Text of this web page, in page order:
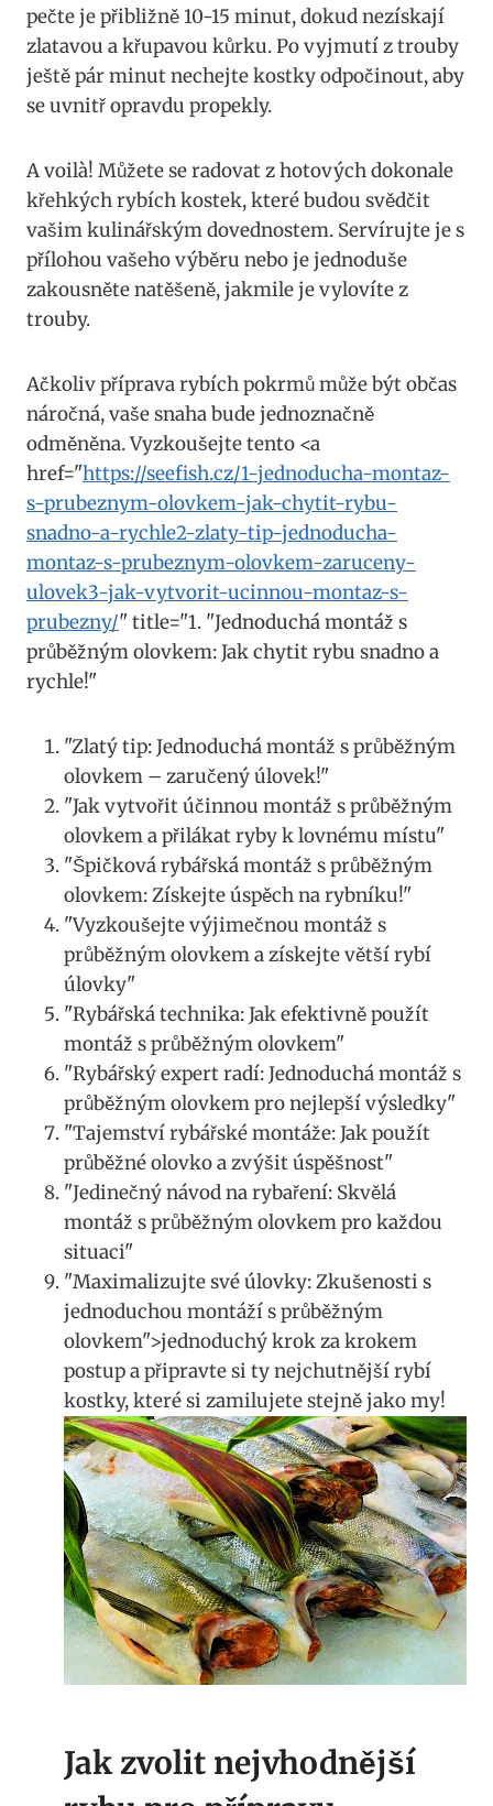
pečte je přibližně 10-15 minut, dokud nezískají
zlatavou a křupavou kůrku. Po vyjmutí z trouby
ještě pár minut nechejte kostky odpočinout, aby
se uvnitř opravdu propekly.
A voilà! Můžete se radovat z hotových dokonale
křehkých rybích kostek, které budou svědčit
vašim kulinářským dovednostem. Servírujte je s
přílohou vašeho výběru nebo je jednoduše
zakousněte natěšeně, jakmile je vylovíte z
trouby.
Ačkoliv příprava rybích pokrmů může být občas
náročná, vaše snaha bude jednoznačně
odměněna. Vyzkoušejte tento <a
href="https://seefish.cz/1-jednoducha-montaz-
s-prubeznym-olovkem-jak-chytit-rybu-
snadno-a-rychle2-zlaty-tip-jednoducha-
montaz-s-prubeznym-olovkem-zaruceny-
ulovek3-jak-vytvorit-ucinnou-montaz-s-
prubezny/" title="1. "Jednoduchá montáž s
průběžným olovkem: Jak chytit rybu snadno a
rychle!"
"Zlatý tip: Jednoduchá montáž s průběžným
olovkem – zaručený úlovek!"
"Jak vytvořit účinnou montáž s průběžným
olovkem a přilákat ryby k lovnému místu"
"Špičková rybářská montáž s průběžným
olovkem: Získejte úspěch na rybníku!"
"Vyzkoušejte výjimečnou montáž s
průběžným olovkem a získejte větší rybí
úlovky"
"Rybářská technika: Jak efektivně použít
montáž s průběžným olovkem"
"Rybářský expert radí: Jednoduchá montáž s
průběžným olovkem pro nejlepší výsledky"
"Tajemství rybářské montáže: Jak použít
průběžné olovko a zvýšit úspěšnost"
"Jedinečný návod na rybaření: Skvělá
montáž s průběžným olovkem pro každou
situaci"
"Maximalizujte své úlovky: Zkušenosti s
jednoduchou montáží s průběžným
olovkem">jednoduchý krok za krokem
postup a připravte si ty nejchutnější rybí
kostky, které si zamilujete stejně jako my!
Jak zvolit nejvhodnější